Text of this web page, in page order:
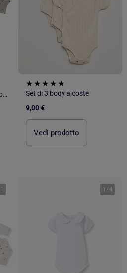
Body x2 a maniche lunghe per neonati Les Chatounets "STAR
Set di 3 body a coste
9,00 €
Vedi prodotto
1 1 /4